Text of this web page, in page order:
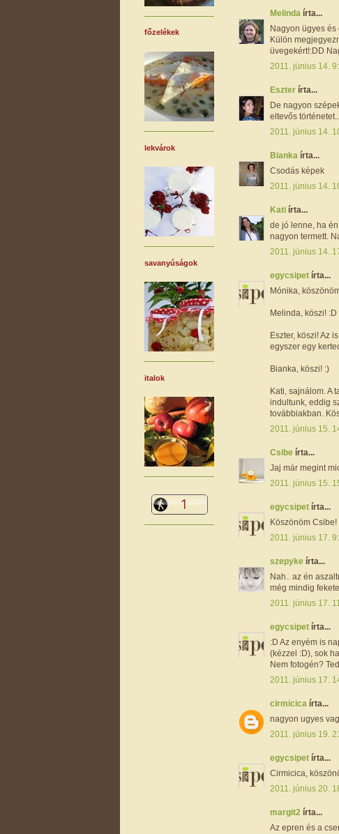
Melinda írta...
Nagyon ügyes
Külön
üvegekért!:DD
2011. június 14.
Eszter írta...
De nagyon
eltevős
2011. június 14.
Bianka írta...
Csodás képek
2011. június 14.
Kati írta...
de jó lenne, ha
nagyon termett.
2011. június 14.
egycsipet írta...
Mónika,
Melinda, köszi! :D
Eszter, köszi! Az
egyszer egy
Bianka, köszi! :)
Kati, sajnálom. A
indultunk, eddig
továbbiakban.
2011. június 15.
Csibe írta...
Jaj már megint
2011. június 15.
egycsipet írta...
Köszönöm Csibe!
2011. június 17.
szepyke írta...
Nah.. az én
még mindig
2011. június 17.
egycsipet írta...
:D Az enyém is
(kézzel :D), sok
Nem fotogén?
2011. június 17.
cirmicica írta...
nagyon ugyes
2011. június 19.
egycsipet írta...
Cirmicica,
2011. június 20.
margit2 írta...
Az epren és a
főzelékek
lekvárok
savanyúságok
italok